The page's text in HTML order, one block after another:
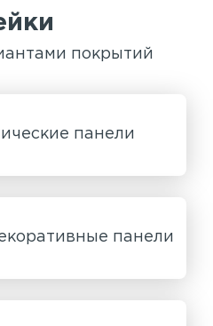
покрытий
панели
панели